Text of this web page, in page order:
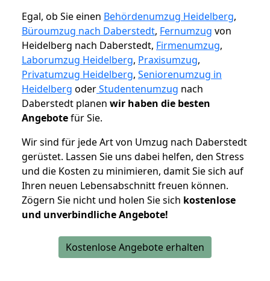
Egal, ob Sie einen Behördenumzug Heidelberg,
Büroumzug nach Daberstedt, Fernumzug von
Heidelberg nach Daberstedt, Firmenumzug,
Laborumzug Heidelberg, Praxisumzug,
Privatumzug Heidelberg, Seniorenumzug in
Heidelberg oderStudentenumzug nach
Daberstedt planen wir haben die besten
Angebotefür Sie.
Wir sind für jede Art von Umzug nach Daberstedt
gerüstet. Lassen Sie uns dabei helfen, den Stress
und die Kosten zu minimieren, damit Sie sich auf
Ihren neuen Lebensabschnitt freuen können.
Zögern Sie nicht und holen Sie sich kostenlose
und unverbindliche Angebote!
Kostenlose Angebote erhalten